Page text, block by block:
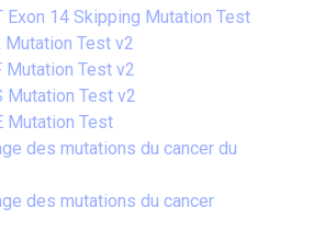
Exon 14 Skipping Mutation Test
Mutation Test v2
Mutation Test v2
Mutation Test v2
Mutation Test
des mutations du cancer du
des mutations du cancer